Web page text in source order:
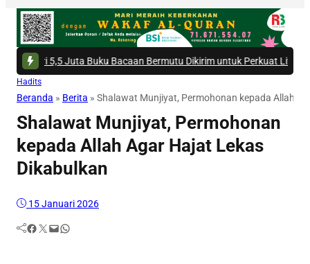
Buku Bacaan Bermutu Dikirim untuk Perkuat Literasi Anak
Hadits
Beranda » Berita » Shalawat Munjiyat, Permohonan kepada Allah
Shalawat Munjiyat, Permohonan
kepada Allah Agar Hajat Lekas
Dikabulkan
15 Januari 2026
Facebook Twitter Mail WhatsApp